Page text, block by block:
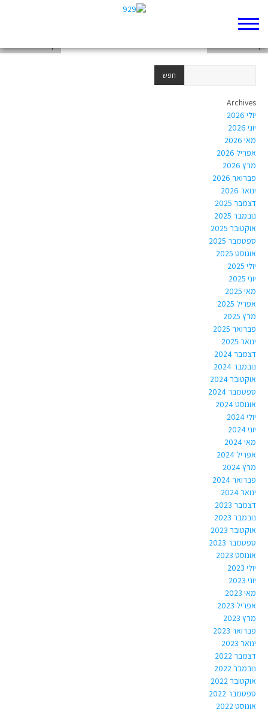
Archives
יולי 2026
יוני 2026
מאי 2026
אפריל 2026
מרץ 2026
פברואר 2026
ינואר 2026
דצמבר 2025
נובמבר 2025
אוקטובר 2025
ספטמבר 2025
אוגוסט 2025
יולי 2025
יוני 2025
מאי 2025
אפריל 2025
מרץ 2025
פברואר 2025
ינואר 2025
דצמבר 2024
נובמבר 2024
אוקטובר 2024
ספטמבר 2024
אוגוסט 2024
יולי 2024
יוני 2024
מאי 2024
אפריל 2024
מרץ 2024
פברואר 2024
ינואר 2024
דצמבר 2023
נובמבר 2023
אוקטובר 2023
ספטמבר 2023
אוגוסט 2023
יולי 2023
יוני 2023
מאי 2023
אפריל 2023
מרץ 2023
פברואר 2023
ינואר 2023
דצמבר 2022
נובמבר 2022
אוקטובר 2022
ספטמבר 2022
אוגוסט 2022